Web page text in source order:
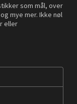
som mål, over
mye mer. Ikke nøl
eller